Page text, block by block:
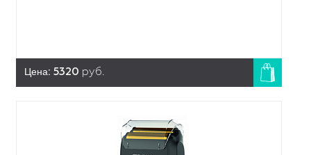
Цена: 5320 руб.